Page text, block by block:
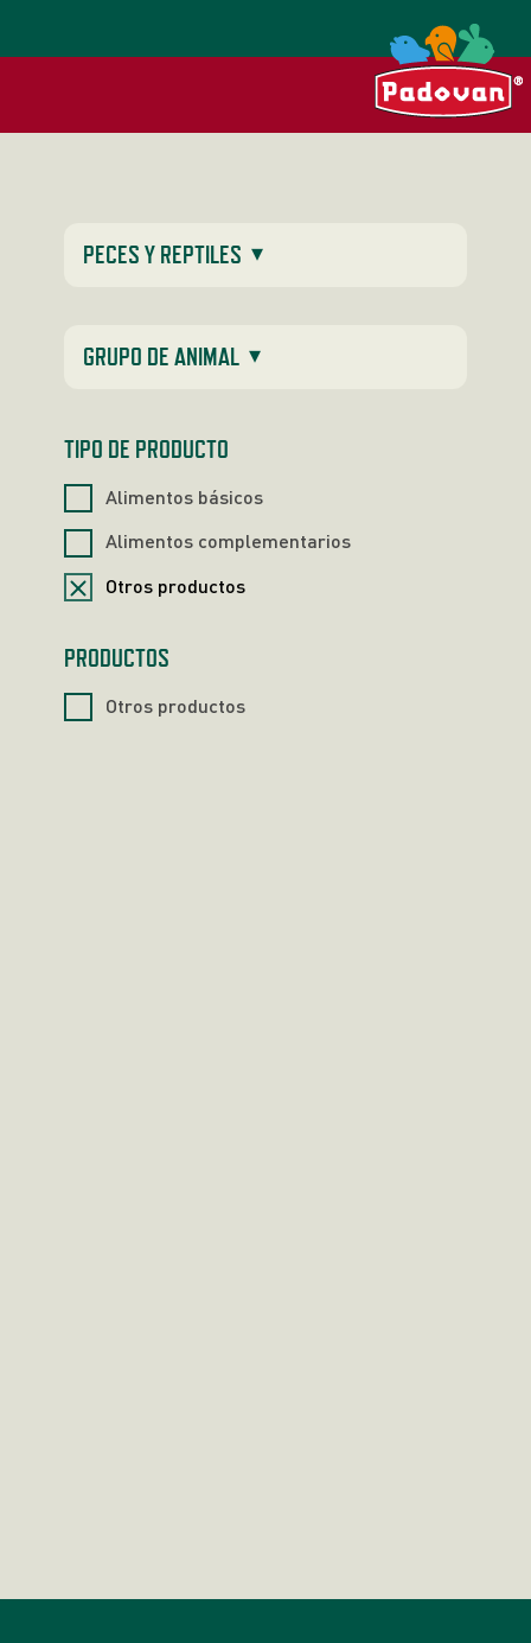
PECES Y REPTILES ▾
GRUPO DE ANIMAL ▾
TIPO DE PRODUCTO
Alimentos básicos
Alimentos complementarios
Otros productos
PRODUCTOS
Otros productos